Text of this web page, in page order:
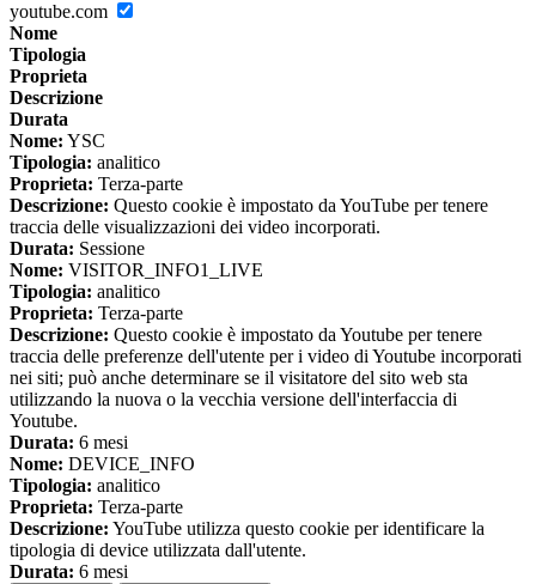
youtube.com
Nome
Tipologia
Proprieta
Descrizione
Durata
Nome: YSC
Tipologia: analitico
Proprieta: Terza-parte
Descrizione: Questo cookie è impostato da YouTube per tenere
traccia delle visualizzazioni dei video incorporati.
Durata: Sessione
Nome: VISITOR_INFO1_LIVE
Tipologia: analitico
Proprieta: Terza-parte
Descrizione: Questo cookie è impostato da Youtube per tenere
traccia delle preferenze dell'utente per i video di Youtube incorporati
nei siti; può anche determinare se il visitatore del sito web sta
utilizzando la nuova o la vecchia versione dell'interfaccia di
Youtube.
Durata: 6 mesi
Nome: DEVICE_INFO
Tipologia: analitico
Proprieta: Terza-parte
Descrizione: YouTube utilizza questo cookie per identificare la
tipologia di device utilizzata dall'utente.
Durata: 6 mesi